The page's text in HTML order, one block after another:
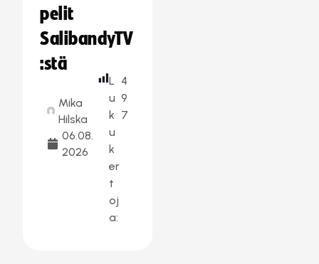
pelit
SalibandyTV
:stä
Mika
Hilska
06.08.
2026
L
u
k
u
k
er
t
oj
a:
4
9
7